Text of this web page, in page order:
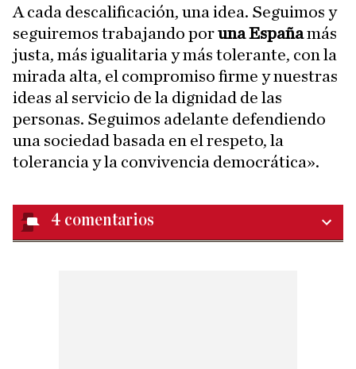
A cada descalificación, una idea. Seguimos y
seguiremos trabajando poruna Españamás
justa, más igualitaria y más tolerante, con la
mirada alta, el compromiso firme y nuestras
ideas al servicio de la dignidad de las
personas. Seguimos adelante defendiendo
una sociedad basada en el respeto, la
tolerancia y la convivencia democrática».
4 comentarios